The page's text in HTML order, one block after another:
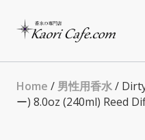
Home / 男性用香水/
ー) 8.0oz (240ml) Reed